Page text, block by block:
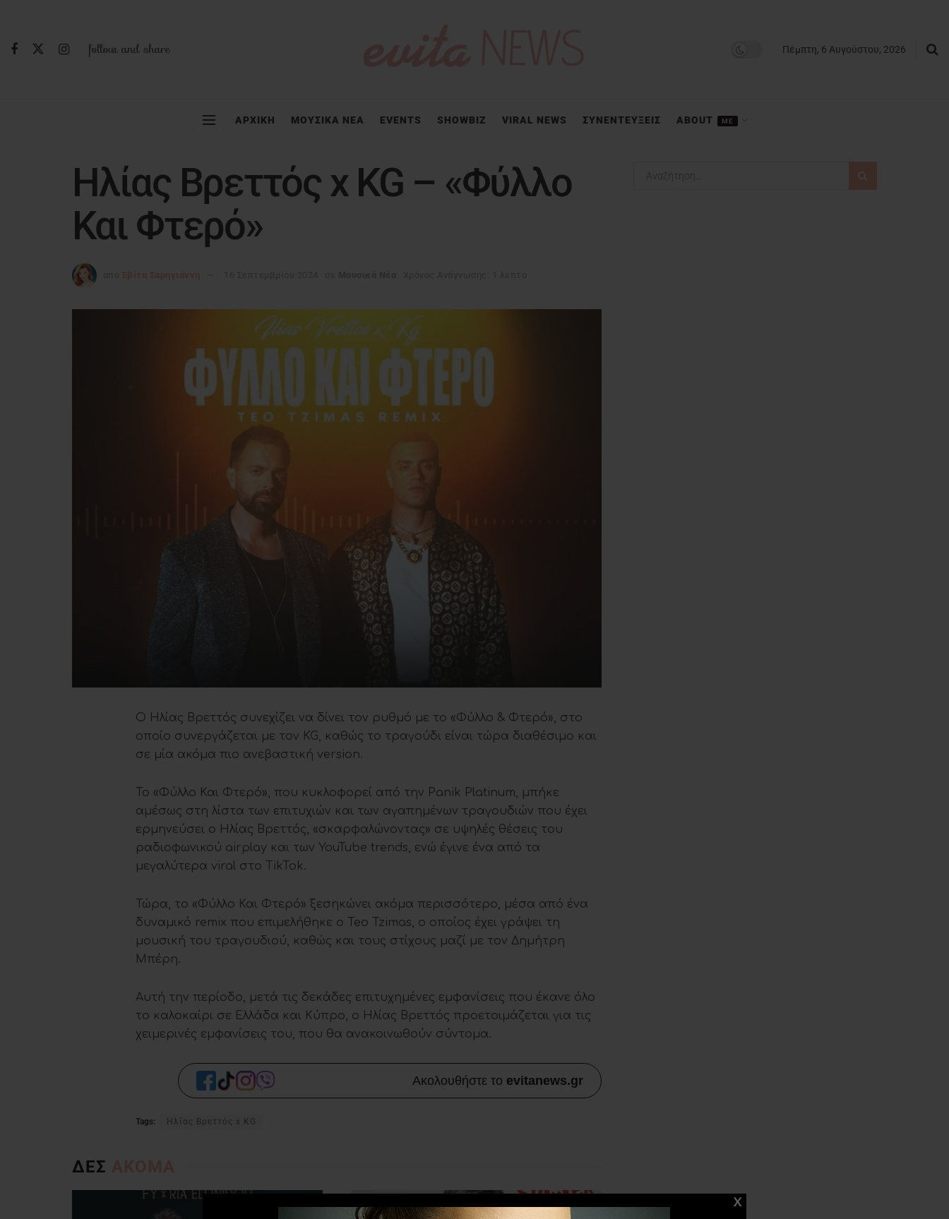
follow and share Πέμπτη, 6 Αυγούστου, 2026
ΑΡΧΙΚΗ ΜΟΥΣΙΚΑ ΝΕΑ EVENTS SHOWBIZ VIRAL NEWS ΣΥΝΕΝΤΕΥΞΕΙΣ ABOUT ME
Ηλίας Βρεττός x KG – «Φύλλο
Και Φτερό»
Ο Ηλίας Βρεττός συνεχίζει να δίνει τον ρυθμό με το «Φύλλο & Φτερό», στο
οποίο συνεργάζεται με τον KG, καθώς το τραγούδι είναι τώρα διαθέσιμο και
σε μία ακόμα πιο ανεβαστική version.
Το «Φύλλο Και Φτερό», που κυκλοφορεί από την Panik Platinum, μπήκε
αμέσως στη λίστα των επιτυχιών και των αγαπημένων τραγουδιών που έχει
ερμηνεύσει ο Ηλίας Βρεττός, «σκαρφαλώνοντας» σε υψηλές θέσεις του
ραδιοφωνικού airplay και των YouTube trends, ενώ έγινε ένα από τα
μεγαλύτερα viral στο TikTok.
Τώρα, το «Φύλλο Και Φτερό» ξεσηκώνει ακόμα περισσότερο, μέσα από ένα
δυναμικό remix που επιμελήθηκε ο Teo Tzimas, o οποίος έχει γράψει τη
μουσική του τραγουδιού, καθώς και τους στίχους μαζί με τον Δημήτρη
Μπέρη.
Αυτή την περίοδο, μετά τις δεκάδες επιτυχημένες εμφανίσεις που έκανε όλο
το καλοκαίρι σε Ελλάδα και Κύπρο, ο Ηλίας Βρεττός προετοιμάζεται για τις
χειμερινές εμφανίσεις του, που θα ανακοινωθούν σύντομα.
Ακολουθήστε το evitanews.gr
Tags: Ηλίας Βρεττός x KG
ΔΕΣ